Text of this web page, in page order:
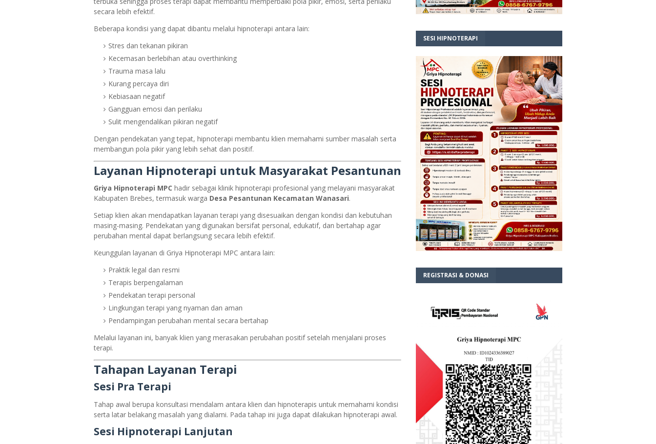
secara lebih efektif.
Beberapa kondisi yang dapat dibantu melalui hipnoterapi antara lain:
Stres dan tekanan pikiran
Kecemasan berlebihan atau overthinking
Trauma masa lalu
Kurang percaya diri
Kebiasaan negatif
Gangguan emosi dan perilaku
Sulit mengendalikan pikiran negatif
Dengan pendekatan yang tepat, hipnoterapi membantu klien memahami sumber masalah serta
membangun pola pikir yang lebih sehat dan positif.
Layanan Hipnoterapi untuk Masyarakat Pesantunan
Griya Hipnoterapi MPC hadir sebagai klinik hipnoterapi profesional yang melayani masyarakat
Kabupaten Brebes, termasuk warga Desa Pesantunan Kecamatan Wanasari.
Setiap klien akan mendapatkan layanan terapi yang disesuaikan dengan kondisi dan kebutuhan
masing-masing. Pendekatan yang digunakan bersifat personal, edukatif, dan bertahap agar
perubahan mental dapat berlangsung secara lebih efektif.
Keunggulan layanan di Griya Hipnoterapi MPC antara lain:
Praktik legal dan resmi
Terapis berpengalaman
Pendekatan terapi personal
Lingkungan terapi yang nyaman dan aman
Pendampingan perubahan mental secara bertahap
Melalui layanan ini, banyak klien yang merasakan perubahan positif setelah menjalani proses
terapi.
Tahapan Layanan Terapi
Sesi Pra Terapi
Tahap awal berupa konsultasi mendalam antara klien dan hipnoterapis untuk memahami kondisi
serta latar belakang masalah yang dialami. Pada tahap ini juga dapat dilakukan hipnoterapi awal.
Sesi Hipnoterapi Lanjutan
SESI HIPNOTERAPI
REGISTRASI & DONASI